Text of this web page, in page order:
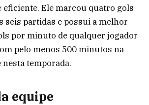
eficiente. Ele marcou quatro gols
seis partidas e possui a melhor
por minuto de qualquer jogador
pelo menos 500 minutos na
temporada.
equipe